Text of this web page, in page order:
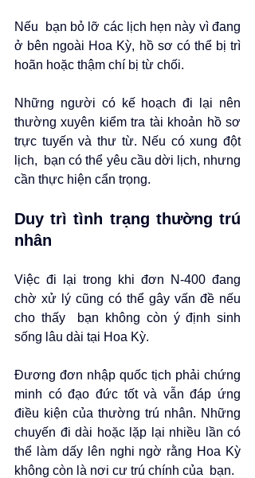
Nếu  bạn bỏ lỡ các lịch hẹn này vì đang
ở bên ngoài Hoa Kỳ, hồ sơ có thể bị trì
hoãn hoặc thậm chí bị từ chối.
Những người có kế hoạch đi lại nên
thường xuyên kiểm tra tài khoản hồ sơ
trực tuyến và thư từ. Nếu có xung đột
lịch,  bạn có thể yêu cầu dời lịch, nhưng
cần thực hiện cẩn trọng.
Duy trì tình trạng thường trú
nhân
Việc đi lại trong khi đơn N-400 đang
chờ xử lý cũng có thể gây vấn đề nếu
cho thấy  bạn không còn ý định sinh
sống lâu dài tại Hoa Kỳ.
Đương đơn nhập quốc tịch phải chứng
minh có đạo đức tốt và vẫn đáp ứng
điều kiện của thường trú nhân. Những
chuyến đi dài hoặc lặp lại nhiều lần có
thể làm dấy lên nghi ngờ rằng Hoa Kỳ
không còn là nơi cư trú chính của  bạn.